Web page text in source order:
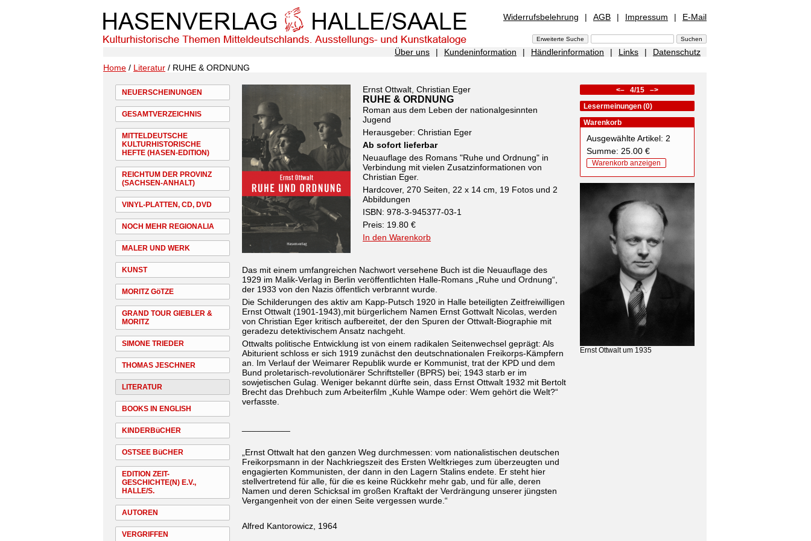
Widerrufsbelehrung | AGB | Impressum | E-Mail
Über uns | Kundeninformation | Händlerinformation | Links |
Datenschutz
Home / Literatur / RUHE & ORDNUNG
NEUERSCHEINUNGEN
GESAMTVERZEICHNIS
MITTELDEUTSCHE
KULTURHISTORISCHE
HEFTE (HASEN-EDITION)
REICHTUM DER PROVINZ
(SACHSEN-ANHALT)
VINYL-PLATTEN, CD, DVD
NOCH MEHR REGIONALIA
MALER UND WERK
KUNST
MORITZ GöTZE
GRAND TOUR GIEBLER &
MORITZ
SIMONE TRIEDER
THOMAS JESCHNER
LITERATUR
BOOKS IN ENGLISH
KINDERBüCHER
OSTSEE BüCHER
EDITION ZEIT-
GESCHICHTE(N) E.V.,
HALLE/S.
AUTOREN
VERGRIFFEN
Ernst Ottwalt, Christian Eger
RUHE & ORDNUNG
Roman aus dem Leben der nationalgesinnten
Jugend
Herausgeber: Christian Eger
Ab sofort lieferbar
Neuauflage des Romans "Ruhe und Ordnung" in
Verbindung mit vielen Zusatzinformationen von
Christian Eger.
Hardcover, 270 Seiten, 22 x 14 cm, 19 Fotos und 2
Abbildungen
ISBN: 978-3-945377-03-1
Preis: 19.80 €
In den Warenkorb
Das mit einem umfangreichen Nachwort versehene Buch ist die Neuauflage des
1929 im Malik-Verlag in Berlin veröffentlichten Halle-Romans „Ruhe und Ordnung“,
der 1933 von den Nazis öffentlich verbrannt wurde.
Die Schilderungen des aktiv am Kapp-Putsch 1920 in Halle beteiligten Zeitfreiwilligen
Ernst Ottwalt (1901-1943), mit bürgerlichem Namen Ernst Gottwalt Nicolas, werden
von Christian Eger kritisch aufbereitet, der den Spuren der Ottwalt-Biographie mit
geradezu detektivischem Ansatz nachgeht.
Ottwalts politische Entwicklung ist von einem radikalen Seitenwechsel geprägt: Als
Abiturient schloss er sich 1919 zunächst den deutschnationalen Freikorps-Kämpfern
an. Im Verlauf der Weimarer Republik wurde er Kommunist, trat der KPD und dem
Bund proletarisch-revolutionärer Schriftsteller (BPRS) bei; 1943 starb er im
sowjetischen Gulag. Weniger bekannt dürfte sein, dass Ernst Ottwalt 1932 mit Bertolt
Brecht das Drehbuch zum Arbeiterfilm „Kuhle Wampe oder: Wem gehört die Welt?“
verfasste.
„Ernst Ottwalt hat den ganzen Weg durchmessen: vom nationalistischen deutschen
Freikorpsmann in der Nachkriegszeit des Ersten Weltkrieges zum überzeugten und
engagierten Kommunisten, der dann in den Lagern Stalins endete. Er steht hier
stellvertretend für alle, für die es keine Rückkehr mehr gab, und für alle, deren
Namen und deren Schicksal im großen Kraftakt der Verdrängung unserer jüngsten
Vergangenheit von der einen Seite vergessen wurde.“
Alfred Kantorowicz, 1964
<– 4/15 –>
Lesermeinungen (0)
Warenkorb
Ausgewählte Artikel: 2
Summe: 25.00 €
Warenkorb anzeigen
Ernst Ottwalt um 1935